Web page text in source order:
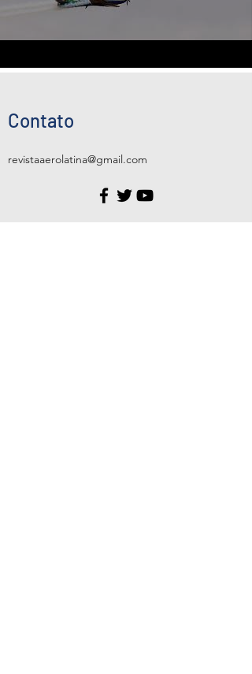
Contato
revistaaerolatina@gmail.com